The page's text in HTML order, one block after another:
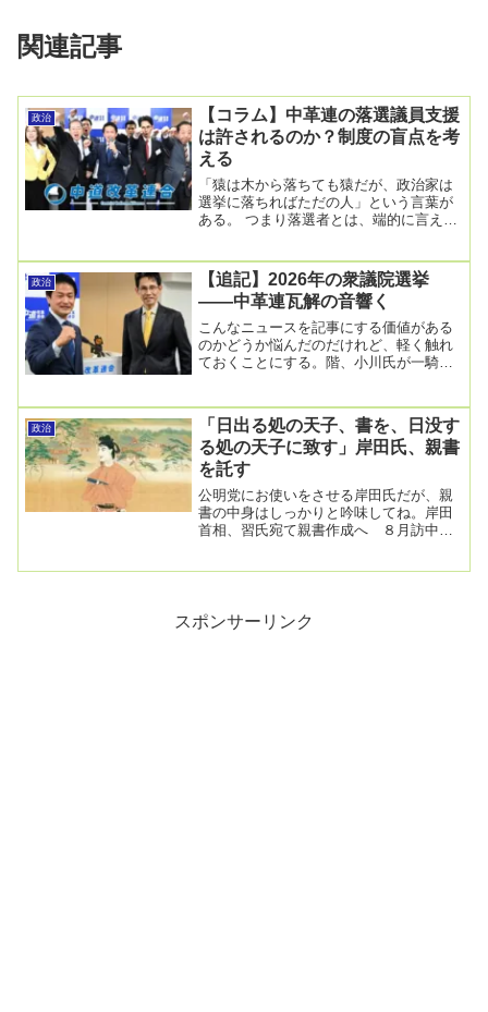
関連記事
政治
【コラム】中革連の落選議員支援
は許されるのか？制度の盲点を考
える
「猿は木から落ちても猿だが、政治家は
選挙に落ちればただの人」という言葉が
ある。 つまり落選者とは、端的に言えば
政治
【追記】2026年の衆議院選挙
――中革連瓦解の音響く
こんなニュースを記事にする価値がある
のかどうか悩んだのだけれど、軽く触れ
ておくことにする。階、小川氏が一騎打
政治
「日出る処の天子、書を、日没す
る処の天子に致す」岸田氏、親書
を託す
公明党にお使いをさせる岸田氏だが、親
書の中身はしっかりと吟味してね。岸田
首相、習氏宛て親書作成へ ８月訪中の
スポンサーリンク